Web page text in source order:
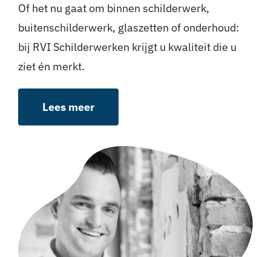
Of het nu gaat om binnen schilderwerk,
buitenschilderwerk, glaszetten of onderhoud:
bij RVI Schilderwerken krijgt u kwaliteit die u
ziet én merkt.
Lees meer